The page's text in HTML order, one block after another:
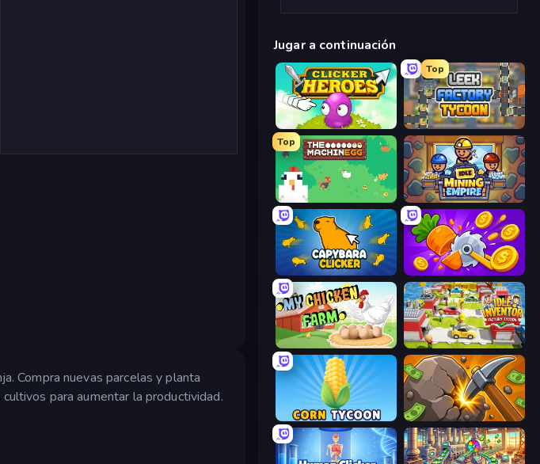
Compra nuevas parcelas y planta
para aumentar la productividad.
Jugar a continuación
Clicker Heroes
Top
Leek Factory Tycoon
Top
The MachinEGG Idle Mining Empire
Capybara Clicker Farm Ring Idle
My Chicken Farm Idle Inventor
Corn Tycoon Mine Clicker